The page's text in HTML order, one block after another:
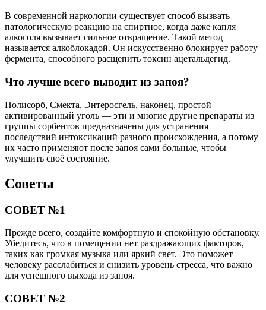
В современной наркологии существует способ вызвать
патологическую реакцию на спиртное, когда даже капля
алкоголя вызывает сильное отвращение. Такой метод
называется алкоблокадой. Он искусственно блокирует работу
фермента, способного расщепить токсин ацетальдегид.
Что лучше всего выводит из запоя?
Полисорб, Смекта, Энтеросгель, наконец, простой
активированный уголь — эти и многие другие препараты из
группы сорбентов предназначены для устранения
последствий интоксикаций разного происхождения, а потому
их часто применяют после запоя сами больные, чтобы
улучшить своё состояние.
Советы
СОВЕТ №1
Прежде всего, создайте комфортную и спокойную обстановку.
Убедитесь, что в помещении нет раздражающих факторов,
таких как громкая музыка или яркий свет. Это поможет
человеку расслабиться и снизить уровень стресса, что важно
для успешного выхода из запоя.
СОВЕТ №2